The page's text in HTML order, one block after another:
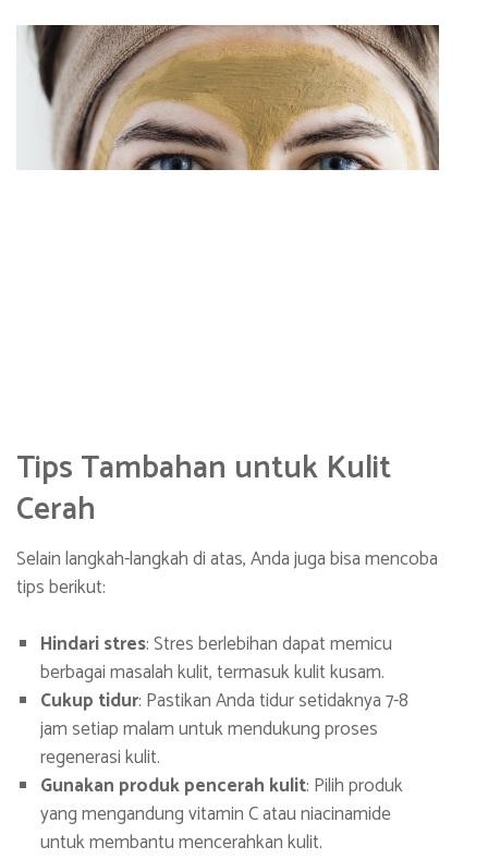
Tips Tambahan untuk Kulit
Cerah
Selain langkah-langkah di atas, Anda juga bisa mencoba
tips berikut:
Hindari stres: Stres berlebihan dapat memicu
berbagai masalah kulit, termasuk kulit kusam.
Cukup tidur: Pastikan Anda tidur setidaknya 7-8
jam setiap malam untuk mendukung proses
regenerasi kulit.
Gunakan produk pencerah kulit: Pilih produk
yang mengandung vitamin C atau niacinamide
untuk membantu mencerahkan kulit.